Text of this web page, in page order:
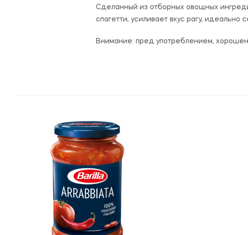
Сделанный из отборных овощных
спагетти, усиливает вкус рагу, идеально
Внимание: пред употреблением,